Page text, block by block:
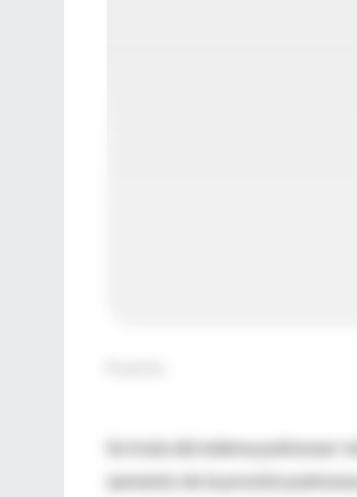
Se trata del edema pulmonar
aumento de la presión